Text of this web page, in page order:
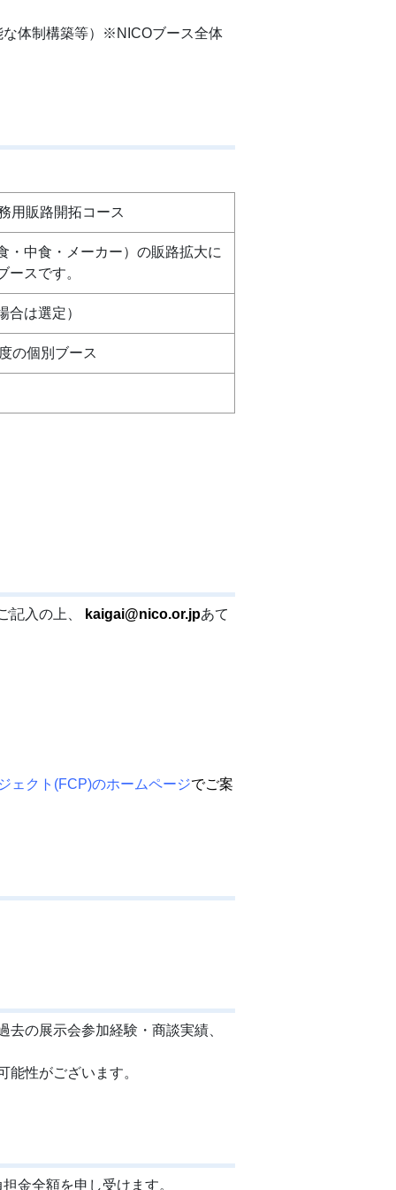
な体制構築等）※NICOブース全体
用販路開拓コース
・中食・メーカー）の販路拡大に
ースです。
合は選定）
の個別ブース
記入の上、 kaigai@nico.or.jpあて
ェクト(FCP)のホームページでご案
の展示会参加経験・商談実績、
性がございます。
金全額を申し受けます。